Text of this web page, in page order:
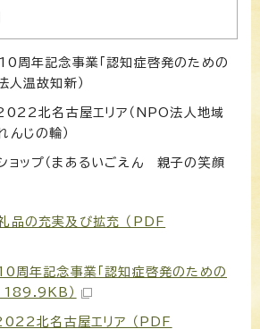
周年記念事業「認知症啓発のための
人温故知新）
北名古屋エリア（NPO法人地域
んじの輪）
ョップ（まあるいごえん 親子の笑顔
品の充実及び拡充 （PDF
周年記念事業「認知症啓発のための
189.9KB）
北名古屋エリア （PDF